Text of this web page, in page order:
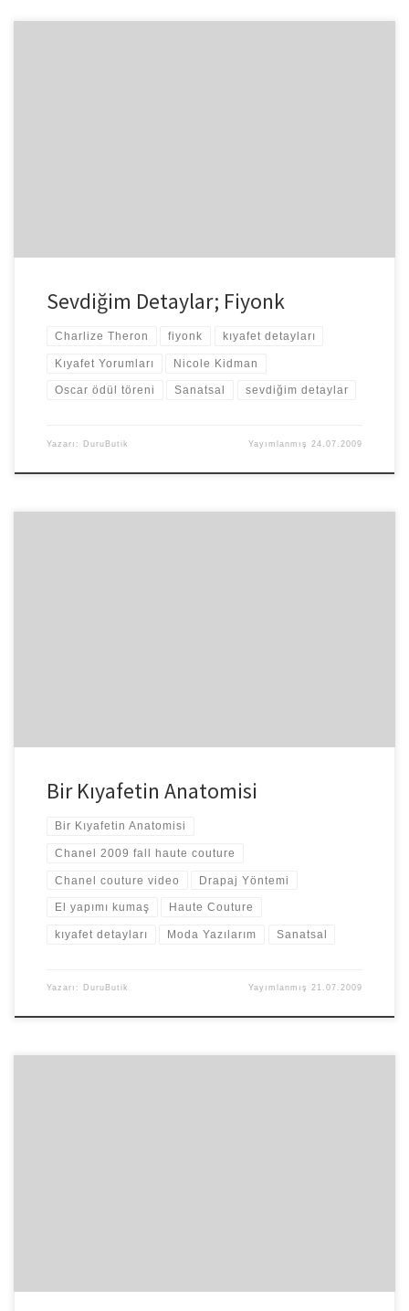
Sevdiğim Detaylar; Fiyonk
Charlize Theron fiyonk kıyafet detayları
Kıyafet Yorumları Nicole Kidman
Oscar ödül töreni Sanatsal sevdiğim detaylar
Yazarı: DuruButik Yayımlanmış24.07.2009
Bir Kıyafetin Anatomisi
Bir Kıyafetin Anatomisi
Chanel 2009 fall haute couture
Chanel couture video Drapaj Yöntemi
El yapımı kumaş Haute Couture
kıyafet detayları Moda Yazılarım Sanatsal
Yazarı: DuruButik Yayımlanmış21.07.2009